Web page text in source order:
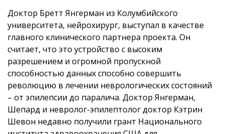
Доктор Бретт Янгерман из Колумбийского
университета, нейрохирург, выступал в качестве
главного клинического партнера проекта. Он
считает, что это устройство с высоким
разрешением и огромной пропускной
способностью данных способно совершить
революцию в лечении неврологических состояний
– от эпилепсии до паралича. Доктор Янгерман,
Шепард и невролог-эпилептолог доктор Кэтрин
Шевон недавно получили грант Национального